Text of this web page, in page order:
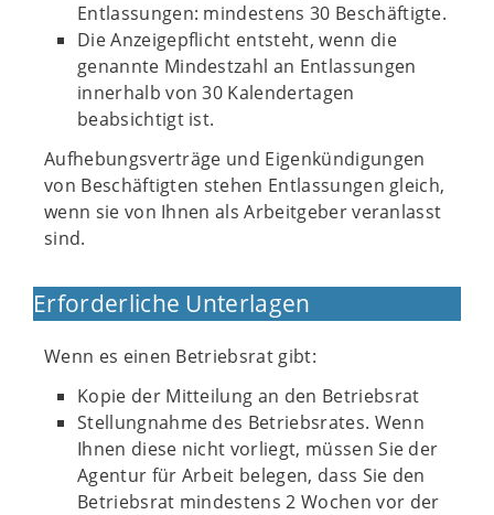
Entlassungen: mindestens 30 Beschäftigte.
Die Anzeigepflicht entsteht, wenn die
genannte Mindestzahl an Entlassungen
innerhalb von 30 Kalendertagen
beabsichtigt ist.
Aufhebungsverträge und Eigenkündigungen
von Beschäftigten stehen Entlassungen gleich,
wenn sie von Ihnen als Arbeitgeber veranlasst
sind.
Erforderliche Unterlagen
Wenn es einen Betriebsrat gibt:
Kopie der Mitteilung an den Betriebsrat
Stellungnahme des Betriebsrates. Wenn
Ihnen diese nicht vorliegt, müssen Sie der
Agentur für Arbeit belegen, dass Sie den
Betriebsrat mindestens 2 Wochen vor der